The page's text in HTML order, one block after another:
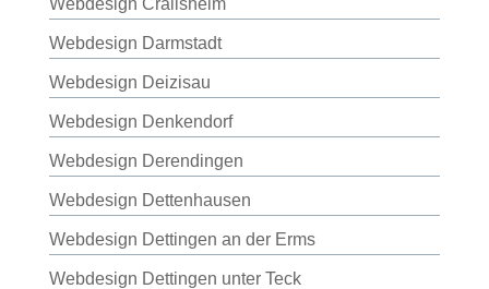
Webdesign Crailsheim
Webdesign Darmstadt
Webdesign Deizisau
Webdesign Denkendorf
Webdesign Derendingen
Webdesign Dettenhausen
Webdesign Dettingen an der Erms
Webdesign Dettingen unter Teck